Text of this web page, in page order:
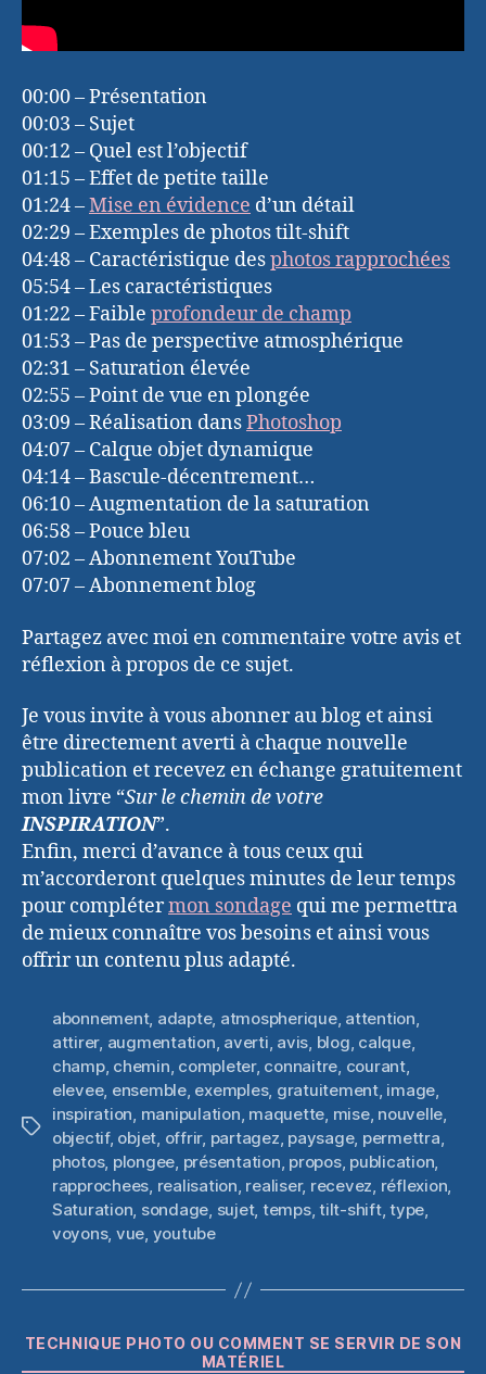
00:00 – Présentation
00:03 – Sujet
00:12 – Quel est l’objectif
01:15 – Effet de petite taille
01:24 –Mise en évidence d’un détail
02:29 – Exemples de photos tilt-shift
04:48 – Caractéristique desphotos rapprochées
05:54 – Les caractéristiques
01:22 – Faible profondeur de champ
01:53 – Pas de perspective atmosphérique
02:31 – Saturation élevée
02:55 – Point de vue en plongée
03:09 – Réalisation dansPhotoshop
04:07 – Calque objet dynamique
04:14 – Bascule-décentrement…
06:10 – Augmentation de la saturation
06:58 – Pouce bleu
07:02 – Abonnement YouTube
07:07 – Abonnement blog
Partagez avec moi en commentaire votre avis et
réflexion à propos de ce sujet.
Je vous invite à vous abonner au blog et ainsi
être directement averti à chaque nouvelle
publication et recevez en échange gratuitement
mon livre “Sur le chemin de votre
INSPIRATION”.
Enfin, merci d’avance à tous ceux qui
m’accorderont quelques minutes de leur temps
pour complétermon sondage qui me permettra
de mieux connaître vos besoins et ainsi vous
offrir un contenu plus adapté.
Étiquettes
abonnement, adapte, atmospherique, attention,
attirer, augmentation, averti, avis, blog, calque,
champ, chemin, completer, connaitre, courant,
elevee, ensemble, exemples, gratuitement, image,
inspiration, manipulation, maquette, mise, nouvelle,
objectif, objet, offrir, partagez, paysage, permettra,
photos, plongee, présentation, propos, publication,
rapprochees, realisation, realiser, recevez, réflexion,
Saturation, sondage, sujet, temps,tilt-shift,type,
voyons, vue, youtube
Catégories
TECHNIQUE PHOTO OU COMMENT SE SERVIR DE SON
MATÉRIEL